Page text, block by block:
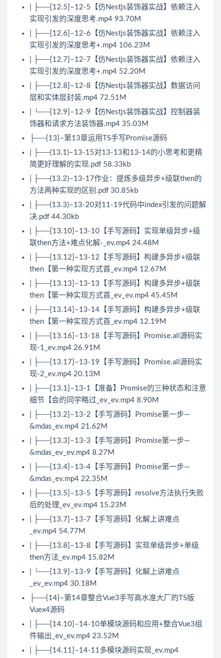
| ├──[12.5]–12-5【仿Nestjs装饰器实战】依赖注入
实现引发的深度思考.mp4 93.70M
| ├──[12.6]–12-6【仿Nestjs装饰器实战】依赖注入
实现引发的深度思考+.mp4 106.23M
| ├──[12.7]–12-7【仿Nestjs装饰器实战】依赖注入
实现引发的深度思考+.mp4 52.20M
| ├──[12.8]–12-8【仿Nestjs装饰器实战】数据访问
层和实体层封装.mp4 72.51M
| └──[12.9]–12-9【仿Nestjs装饰器实战】控制器装
饰器和请求方法装饰器.mp4 35.03M
├──{13}–第13章运用TS手写Promise源码
| ├──(13.1)–13-15对13-13和13-14的小思考和更精
简更好理解的实现.pdf 58.33kb
| ├──(13.2)–13-17作业：提炼多级异步+级联then的
方法两种实现的区别.pdf 30.85kb
| ├──(13.3)–13-20对11-19代码中index引发的问题解
决.pdf 44.30kb
| ├──[13.10]–13-10【手写源码】实现单级异步+级
联then方法+难点化解-_ev.mp4 24.48M
| ├──[13.12]–13-12【手写源码】构建多异步+级联
then【第一种实现方式首_ev.mp4 12.67M
| ├──[13.13]–13-13【手写源码】构建多异步+级联
then【第一种实现方式首_ev_ev.mp4 45.45M
| ├──[13.14]–13-14【手写源码】构建多异步+级联
then【第一种实现方式首_ev.mp4 12.19M
| ├──[13.16]–13-18【手写源码】Promise.all源码实
现-1_ev.mp4 26.91M
| ├──[13.17]–13-19【手写源码】Promise.all源码实
现-2_ev.mp4 20.13M
| ├──[13.1]–13-1【准备】Promise的三种状态和注意
细节【会的同学略过_ev_ev.mp4 8.90M
| ├──[13.2]–13-2【手写源码】Promise第一步—
&mdas_ev.mp4 21.62M
| ├──[13.3]–13-3【手写源码】Promise第一步—
&mdas_ev_ev.mp4 8.27M
| ├──[13.4]–13-4【手写源码】Promise第一步—
&mdas_ev.mp4 22.35M
| ├──[13.5]–13-5【手写源码】resolve方法执行失败
后的处理_ev_ev.mp4 15.23M
| ├──[13.7]–13-7【手写源码】化解上讲难点
_ev.mp4 54.77M
| ├──[13.8]–13-8【手写源码】实现单级异步+单级
then方法_ev.mp4 15.82M
| └──[13.9]–13-9【手写源码】化解上讲难点
_ev_ev.mp4 30.18M
├──{14}–第14章整合Vue3手写高水准大厂的TS版
Vuex4源码
| ├──[14.10]–14-10单模块源码和应用+整合Vue3组
件输出_ev_ev.mp4 23.52M
| ├──[14.11]–14-11多模块源码实现_ev.mp4